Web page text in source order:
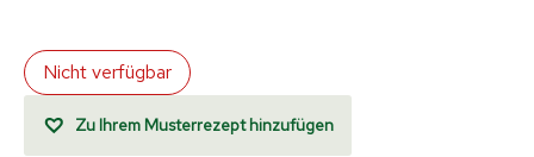
Nicht verfügbar
Zu Ihrem Musterrezept hinzufügen